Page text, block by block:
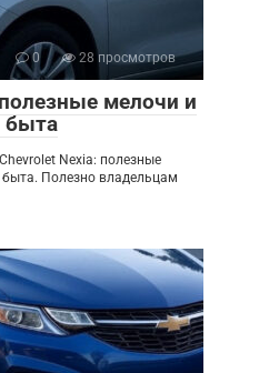
0 28 просмотров
мелочи и
быта
Nexia: полезные
Полезно владельцам